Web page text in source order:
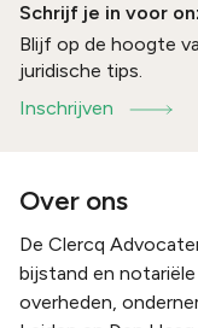
Schrijf je in voor
Blijf op de hoogte
juridische tips.
Inschrijven
Over ons
De Clercq
bijstand en
overheden,